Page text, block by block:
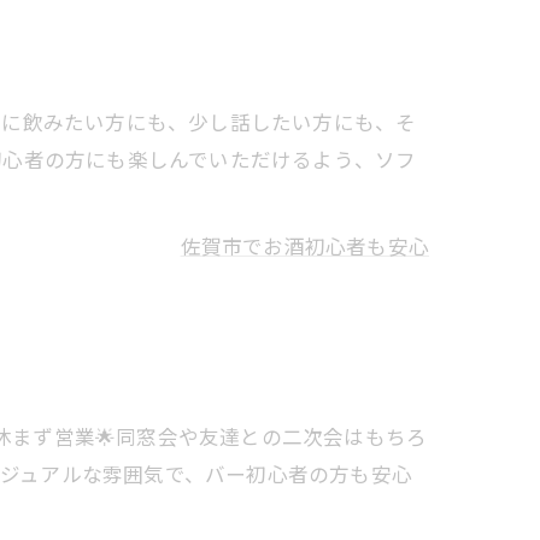
飲みたい方にも、少し話したい方にも、そ
者の方にも楽しんでいただけるよう、ソフ
佐賀市でお酒初心者も安心
まず営業🌟同窓会や友達との二次会はもちろ
ュアルな雰囲気で、バー初心者の方も安心